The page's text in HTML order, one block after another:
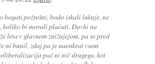
bogati požrešni, bodo iskali luknje, ne
koliko bi morali plačati. Davki na
leta v glavnem znižujejom, pa se pred
ni bunil, zdaj pa je naenkrat vsem
pač ni nič drugega, kot